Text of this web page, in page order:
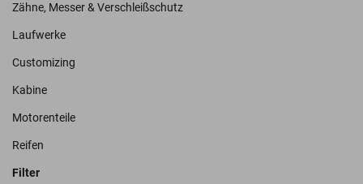
Zähne, Messer & Verschleißschutz
Laufwerke
Customizing
Kabine
Motorenteile
Reifen
Filter